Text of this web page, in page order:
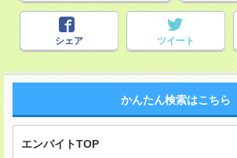
シェア ツイート
かんたん検索はこちら
エンバイトTOP